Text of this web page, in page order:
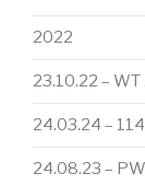
2022
23.10.22 –
24.03.24 –
24.08.23 –